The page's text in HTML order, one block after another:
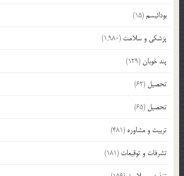
بودائیسم(15)
پزشکی و سلامت (1,980)
پند خوبان(129)
تحصیل (62)
تحصیل (65)
تربیت و مشاوره (481)
تشرفات و توقیعات (181)